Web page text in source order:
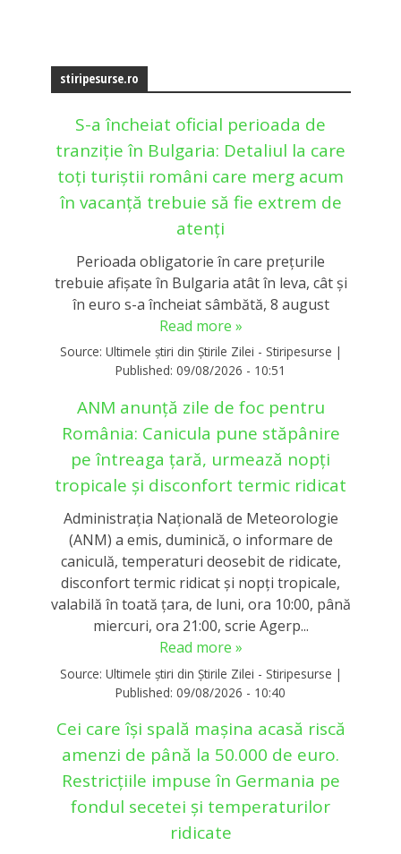
stiripesurse.ro
S-a încheiat oficial perioada de
tranziție în Bulgaria: Detaliul la care
toți turiștii români care merg acum
în vacanță trebuie să fie extrem de
atenți
Perioada obligatorie în care preţurile
trebuie afişate în Bulgaria atât în leva, cât şi
în euro s-a încheiat sâmbătă, 8 august
Read more »
Source: Ultimele știri din Știrile Zilei - Stiripesurse |
Published: 09/08/2026 - 10:51
ANM anunță zile de foc pentru
România: Canicula pune stăpânire
pe întreaga țară, urmează nopți
tropicale și disconfort termic ridicat
Administraţia Naţională de Meteorologie
(ANM) a emis, duminică, o informare de
caniculă, temperaturi deosebit de ridicate,
disconfort termic ridicat şi nopţi tropicale,
valabilă în toată ţara, de luni, ora 10:00, până
miercuri, ora 21:00, scrie Agerp...
Read more »
Source: Ultimele știri din Știrile Zilei - Stiripesurse |
Published: 09/08/2026 - 10:40
Cei care își spală mașina acasă riscă
amenzi de până la 50.000 de euro.
Restricțiile impuse în Germania pe
fondul secetei și temperaturilor
ridicate